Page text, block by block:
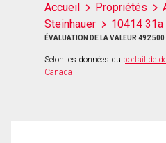
Accueil Propriétés
Steinhauer
10414 31a
ÉVALUATION DE LA VALEUR 492 500
Selon les données du portail de
Canada